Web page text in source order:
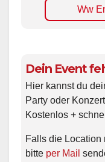
Ww
Dein Event
Hier kannst du
Party oder
Kostenlos +
Falls die Location
bitte per Mail